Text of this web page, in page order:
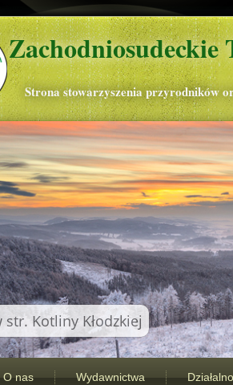
Zachodniosudeckie
Strona stowarzyszenia przyrodników
Kotliny Kłodzkiej
O nas Wydawnictwa